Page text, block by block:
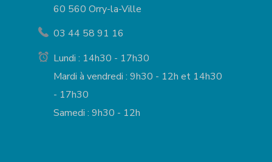
60 560 Orry-la-Ville
03 44 58 91 16
Lundi : 14h30 - 17h30
Mardi à vendredi : 9h30 - 12h et 14h30
- 17h30
Samedi : 9h30 - 12h